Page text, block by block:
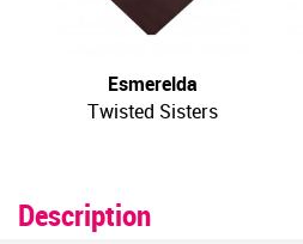
Esmerelda
Twisted Sisters
Description